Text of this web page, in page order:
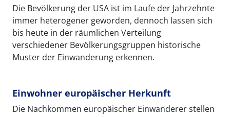
Die Bevölkerung der USA ist im Laufe der Jahrzehnte
immer heterogener geworden, dennoch lassen sich
bis heute in der räumlichen Verteilung
verschiedener Bevölkerungsgruppen historische
Muster der Einwanderung erkennen.
Einwohner europäischer Herkunft
Die Nachkommen europäischer Einwanderer stellen